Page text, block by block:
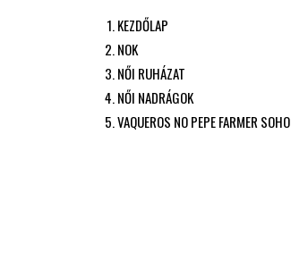
KEZDŐLAP
NOK
NŐI RUHÁZAT
NŐI NADRÁGOK
VAQUEROS NO PEPE FARMER SOHO